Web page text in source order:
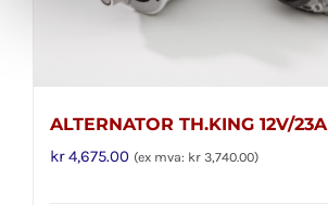
ALTERNATOR TH.KING 12V/23A
kr4,675.00 (ex mva: kr 3,740.00)